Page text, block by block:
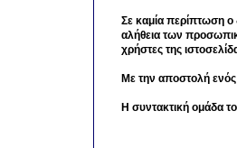
Σε καμία περίπτωση ο
αλήθεια των
χρήστες της
Με την αποστολή
Η συντακτική ομάδα